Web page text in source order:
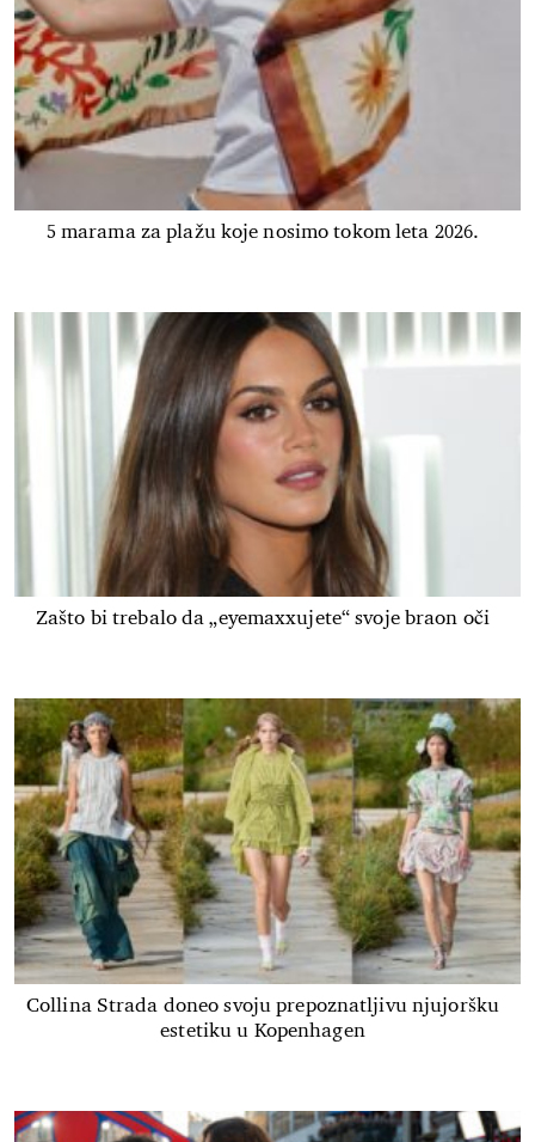
5 marama za plažu koje nosimo tokom leta 2026.
Zašto bi trebalo da „eyemaxxujete“ svoje braon oči
Collina Strada doneo svoju prepoznatljivu njujoršku
estetiku u Kopenhagen